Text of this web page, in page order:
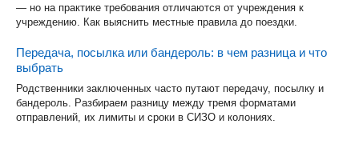
— но на практике требования отличаются от учреждения к
учреждению. Как выяснить местные правила до поездки.
Передача, посылка или бандероль: в чем разница и что
выбрать
Родственники заключенных часто путают передачу, посылку и
бандероль. Разбираем разницу между тремя форматами
отправлений, их лимиты и сроки в СИЗО и колониях.